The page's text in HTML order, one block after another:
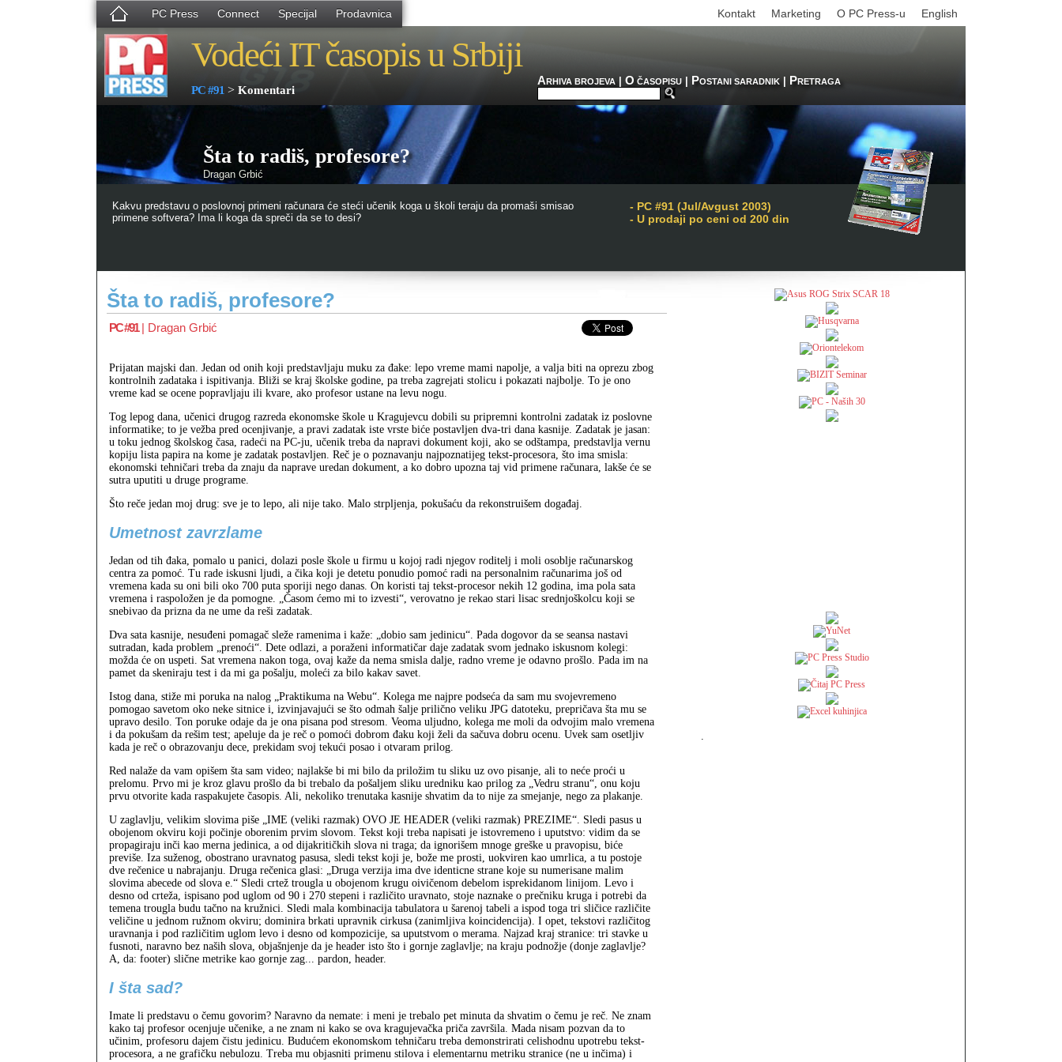
PC Press Connect Specijal Prodavnica English
O PC Press-u
Marketing
Kontakt
Vodeći IT časopis u Srbiji
PC #91 > Komentari
ARHIVA BROJEVA| O ČASOPISU| POSTANI SARADNIK| PRETRAGA
Šta to radiš, profesore?
Dragan Grbić
Kakvu predstavu o poslovnoj primeni računara će steći učenik koga u školi teraju da promaši smisao
primene softvera? Ima li koga da spreči da se to desi?
- PC #91 (Jul/Avgust 2003)
- U prodaji po ceni od 200 din
Šta to radiš, profesore?
PC #91| Dragan Grbić
Prijatan majski dan. Jedan od onih koji predstavljaju muku za đake: lepo vreme mami napolje, a valja biti na oprezu zbog
kontrolnih zadataka i ispitivanja. Bliži se kraj školske godine, pa treba zagrejati stolicu i pokazati najbolje. To je ono
vreme kad se ocene popravljaju ili kvare, ako profesor ustane na levu nogu.
Tog lepog dana, učenici drugog razreda ekonomske škole u Kragujevcu dobili su pripremni kontrolni zadatak iz poslovne
informatike; to je vežba pred ocenjivanje, a pravi zadatak iste vrste biće postavljen dva-tri dana kasnije. Zadatak je jasan:
u toku jednog školskog časa, radeći na PC-ju, učenik treba da napravi dokument koji, ako se odštampa, predstavlja vernu
kopiju lista papira na kome je zadatak postavljen. Reč je o poznavanju najpoznatijeg tekst-procesora, što ima smisla:
ekonomski tehničari treba da znaju da naprave uredan dokument, a ko dobro upozna taj vid primene računara, lakše će se
sutra uputiti u druge programe.
Što reče jedan moj drug: sve je to lepo, ali nije tako. Malo strpljenja, pokušaću da rekonstruišem događaj.
Umetnost zavrzlame
Jedan od tih đaka, pomalo u panici, dolazi posle škole u firmu u kojoj radi njegov roditelj i moli osoblje računarskog
centra za pomoć. Tu rade iskusni ljudi, a čika koji je detetu ponudio pomoć radi na personalnim računarima još od
vremena kada su oni bili oko 700 puta sporiji nego danas. On koristi taj tekst-procesor nekih 12 godina, ima pola sata
vremena i raspoložen je da pomogne. „Časom ćemo mi to izvesti“, verovatno je rekao stari lisac srednjoškolcu koji se
snebivao da prizna da ne ume da reši zadatak.
Dva sata kasnije, nesuđeni pomagač sleže ramenima i kaže: „dobio sam jedinicu“. Pada dogovor da se seansa nastavi
sutradan, kada problem „prenoći“. Dete odlazi, a poraženi informatičar daje zadatak svom jednako iskusnom kolegi:
možda će on uspeti. Sat vremena nakon toga, ovaj kaže da nema smisla dalje, radno vreme je odavno prošlo. Pada im na
pamet da skeniraju test i da mi ga pošalju, moleći za bilo kakav savet.
Istog dana, stiže mi poruka na nalog „Praktikuma na Webu“. Kolega me najpre podseća da sam mu svojevremeno
pomogao savetom oko neke sitnice i, izvinjavajući se što odmah šalje prilično veliku JPG datoteku, prepričava šta mu se
upravo desilo. Ton poruke odaje da je ona pisana pod stresom. Veoma uljudno, kolega me moli da odvojim malo vremena
i da pokušam da rešim test; apeluje da je reč o pomoći dobrom đaku koji želi da sačuva dobru ocenu. Uvek sam osetljiv
kada je reč o obrazovanju dece, prekidam svoj tekući posao i otvaram prilog.
Red nalaže da vam opišem šta sam video; najlakše bi mi bilo da priložim tu sliku uz ovo pisanje, ali to neće proći u
prelomu. Prvo mi je kroz glavu prošlo da bi trebalo da pošaljem sliku uredniku kao prilog za „Vedru stranu“, onu koju
prvu otvorite kada raspakujete časopis. Ali, nekoliko trenutaka kasnije shvatim da to nije za smejanje, nego za plakanje.
U zaglavlju, velikim slovima piše „IME (veliki razmak) OVO JE HEADER (veliki razmak) PREZIME“. Sledi pasus u
obojenom okviru koji počinje oborenim prvim slovom. Tekst koji treba napisati je istovremeno i uputstvo: vidim da se
propagiraju inči kao merna jedinica, a od dijakritičkih slova ni traga; da ignorišem mnoge greške u pravopisu, biće
previše. Iza suženog, obostrano uravnatog pasusa, sledi tekst koji je, bože me prosti, uokviren kao umrlica, a tu postoje
dve rečenice u nabrajanju. Druga rečenica glasi: „Druga verzija ima dve identicne strane koje su numerisane malim
slovima abecede od slova e.“ Sledi crtež trougla u obojenom krugu oivičenom debelom isprekidanom linijom. Levo i
desno od crteža, ispisano pod uglom od 90 i 270 stepeni i različito uravnato, stoje naznake o prečniku kruga i potrebi da
temena trougla budu tačno na kružnici. Sledi mala kombinacija tabulatora u šarenoj tabeli a ispod toga tri sličice različite
veličine u jednom ružnom okviru; dominira brkati upravnik cirkusa (zanimljiva koincidencija). I opet, tekstovi različitog
uravnanja i pod različitim uglom levo i desno od kompozicije, sa uputstvom o merama. Najzad kraj stranice: tri stavke u
fusnoti, naravno bez naših slova, objašnjenje da je header isto što i gornje zaglavlje; na kraju podnožje (donje zaglavlje?
A, da: footer) slične metrike kao gornje zag... pardon, header.
I šta sad?
Imate li predstavu o čemu govorim? Naravno da nemate: i meni je trebalo pet minuta da shvatim o čemu je reč. Ne znam
kako taj profesor ocenjuje učenike, a ne znam ni kako se ova kragujevačka priča završila. Mada nisam pozvan da to
učinim, profesoru dajem čistu jedinicu. Budućem ekonomskom tehničaru treba demonstrirati celishodnu upotrebu tekst-
procesora, a ne grafičku nebulozu. Treba mu objasniti primenu stilova i elementarnu metriku stranice (ne u inčima) i
.